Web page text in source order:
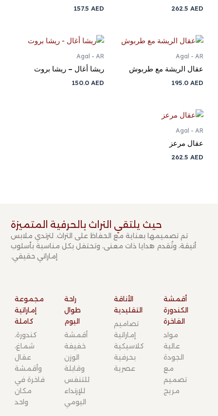
262.5 AED
157.5 AED
Agal - AR
عقال الريشة مع طربوش
195.0 AED
Agal - AR
ريشا أغال – ريشا بروت
150.0 AED
Agal - AR
عقال مرعز
262.5 AED
حيث يلتقي التراث بالحرفية المتميزة​
تم تصميمها بعناية مع الحفاظ على التراث. لترتدي ملابس
أنيقة، وتُقدم هدايا ذات معنى، وتحتفل بكل مناسبة بأسلوب
إماراتي حقيقي.
أقمشة
الكندورة
الفاخرة​
مواد
عالية
الجودة
مع
تصميم
مريح
الأناقة
التقليدية​
تصاميم
إماراتية
كلاسيكية
بحرفية
عصرية
راحة
طوال
اليوم​
أقمشة
خفيفة
الوزن
وقابلة
للتنفس
للإرتداء
اليومي
مجموعة
إماراتية
كاملة​
كندورة،
شماغ،
عقال
وأقمشة
فاخرة في
مكان
واحد